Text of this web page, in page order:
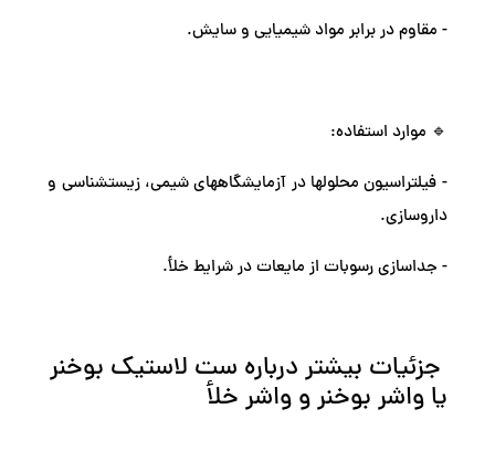
- مقاوم در برابر مواد شیمیایی و سایش.
🔹 موارد استفاده:
- فیلتراسیون محلولها در آزمایشگاههای شیمی، زیستشناسی و
داروسازی.
- جداسازی رسوبات از مایعات در شرایط خلأ.
جزئیات بیشتر درباره ست لاستیک بوخنر
یا واشر بوخنر و واشر خلأ